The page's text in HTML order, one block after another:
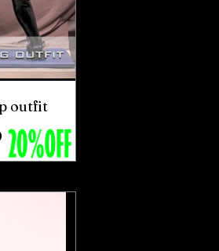
outfit
ราคา
ขาย